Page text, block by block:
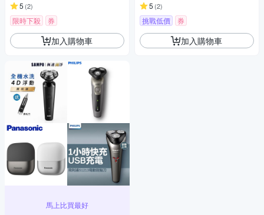
5 (2)
限時下殺 券
加入購物車
馬上比買最好
5 (2)
挑戰低價 券
加入購物車